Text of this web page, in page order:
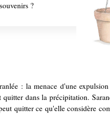
?
: la menace d'une
dans la précipitation.
quitter ce qu'elle considère